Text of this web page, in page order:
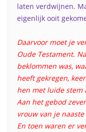
laten verdwijnen.
eigenlijk ooit
Daarvoor moet je
Oude Testament.
beklommen was,
heeft gekregen,
hen met luide stem
Aan het gebod
vrouw van je
En toen waren er